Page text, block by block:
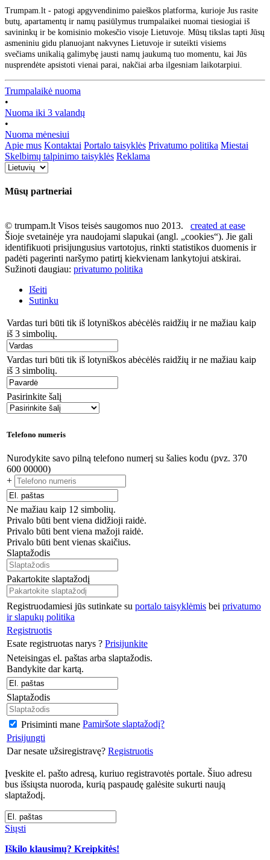
Trumpam.lt - patogi apgyvendinimo paieškos platforma, kurioje Jus rasite
butų, apartamentų ir namų pasiūlymus trumpalaikei nuomai tiesiogiai iš
savininkų ir be komisinio mokesčio visoje Lietuvoje. Mūsų tikslas tapti Jūsų
asmeniniu gidu planuojant nakvynes Lietuvoje ir suteikti visiems
svečiams unikalią galimybę jausti namų jaukumą tuo momentu, kai Jūs
nusprendėte apsistoti vienai parai, nakčiai arba ilgesniam laikotarpiui.
Trumpalaikė nuoma
•
Nuoma iki 3 valandų
•
Nuoma mėnesiui
Apie mus Kontaktai Portalo taisyklės Privatumo politika Miestai
Skelbimų talpinimo taisyklės Reklama
Mūsų partneriai
© trumpam.lt Visos teisės saugomos nuo 2013. created at ease
Šioje svetainėje yra naudojami slapukai (angl. „cookies“). Jie gali
identifikuoti prisijungusius vartotojus, rinkti statistikos duomenis ir
padėti pagerinti naršymo patirtį kiekvienam lankytojui atskirai.
Sužinoti daugiau: privatumo politika
Išeiti
Sutinku
Vardas turi būti tik iš lotyniškos abėcėlės raidžių ir ne mažiau kaip
iš 3 simbolių.
Vardas turi būti tik iš lotyniškos abėcėlės raidžių ir ne mažiau kaip
iš 3 simbolių.
Pasirinkite šalį
Telefono numeris
Nurodykite savo pilną telefono numerį su šalies kodu (pvz. 370
600 00000)
+
Ne mažiau kaip 12 simbolių.
Privalo būti bent viena didžioji raidė.
Privalo būti bent viena mažoji raidė.
Privalo būti bent vienas skaičius.
Slaptažodis
Pakartokite slaptažodį
Registruodamiesi jūs sutinkate su portalo taisyklėmis bei privatumo
ir slapukų politika
Registruotis
Esate registruotas narys ? Prisijunkite
Neteisingas el. paštas arba slaptažodis.
Bandykite dar kartą.
Slaptažodis
Prisiminti mane Pamiršote slaptažodį?
Prisijungti
Dar nesate užsiregistravę? Registruotis
Įveskite el. pašto adresą, kuriuo registravotės portale. Šiuo adresu
bus išsiųsta nuoroda, kurią paspaudę galėsite sukurti naują
slaptažodį.
Siųsti
Iškilo klausimų? Kreipkitės!